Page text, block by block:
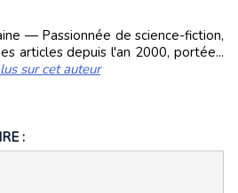
— Passionnée de science-fiction,
articles depuis l'an 2000, portée...
sur cet auteur
: